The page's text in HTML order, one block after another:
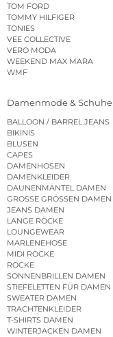
TOM FORD
TOMMY HILFIGER
TONIES
VEE COLLECTIVE
VERO MODA
WEEKEND MAX MARA
WMF
Damenmode & Schuhe
BALLOON / BARREL JEANS
BIKINIS
BLUSEN
CAPES
DAMENHOSEN
DAMENKLEIDER
DAUNENMÄNTEL DAMEN
GROSSE GRÖSSEN DAMEN
JEANS DAMEN
LANGE RÖCKE
LOUNGEWEAR
MARLENEHOSE
MIDI RÖCKE
RÖCKE
SONNENBRILLEN DAMEN
STIEFELETTEN FÜR DAMEN
SWEATER DAMEN
TRACHTENKLEIDER
T-SHIRTS DAMEN
WINTERJACKEN DAMEN